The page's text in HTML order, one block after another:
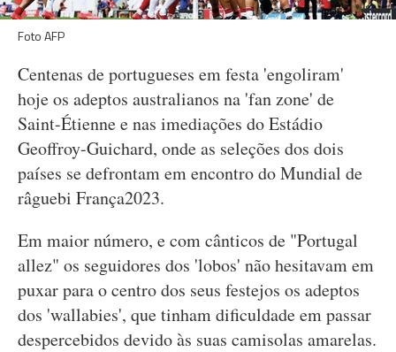
Foto AFP
Centenas de portugueses em festa 'engoliram'
hoje os adeptos australianos na 'fan zone' de
Saint-Étienne e nas imediações do Estádio
Geoffroy-Guichard, onde as seleções dos dois
países se defrontam em encontro do Mundial de
râguebi França2023.
Em maior número, e com cânticos de "Portugal
allez" os seguidores dos 'lobos' não hesitavam em
puxar para o centro dos seus festejos os adeptos
dos 'wallabies', que tinham dificuldade em passar
despercebidos devido às suas camisolas amarelas.